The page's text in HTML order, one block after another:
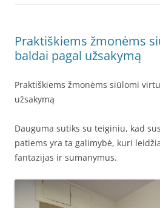
Praktiškiems žmonėms
baldai pagal užsakymą
Praktiškiems žmonėms siūlomi
užsakymą
Dauguma sutiks su teiginiu, kad
patiems yra ta galimybė, kuri
fantazijas ir sumanymus.